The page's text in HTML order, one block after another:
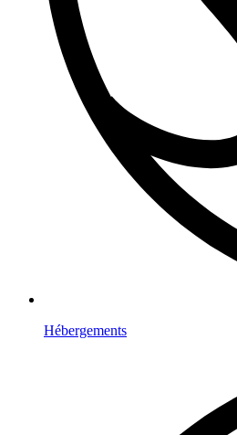
Hébergements